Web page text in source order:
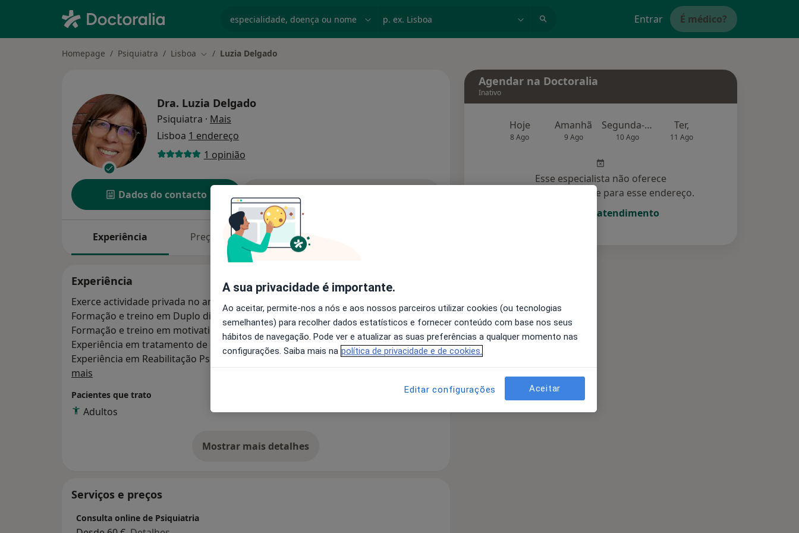
Entrar É médico?
Homepage Psiquiatra Lisboa Mudar de cidade
Luzia Delgado
Dra. Luzia Delgado
Psiquiatra · Mais
Lisboa 1 endereço
1 opinião
Dados do contacto Solicite um atendimento
Experiência Preços Consultórios
Experiência
Exerce actividade privada no ambito da Psiquiatria desde 1985
Formação e treino em Duplo diagnostico (USA)
Formação e treino em motivational interviewing (USA, Irland)
Experiência em tratamento de dependências
Experiência em Reabilitação Psicossocial na área da Psiquiatria e Saúde mental
mais
Pacientes que trato
Adultos
Mostrar mais detalhes
sobre a experiência
Serviços e preços
Consulta online de Psiquiatria
Agendar na Doctoralia
Inativo
Hoje
8 Ago
Amanhã
9 Ago
Segunda-feira
10 Ago
Ter,
11 Ago
Esse especialista não oferece
agendamento online para esse endereço.
Solicite um atendimento
A sua privacidade é importante.
Ao aceitar, permite-nos a nós e aos nossos parceiros utilizar cookies (ou tecnologias
semelhantes) para recolher dados estatísticos e fornecer conteúdo com base nos seus
hábitos de navegação. Pode ver e atualizar as suas preferências a qualquer momento nas
configurações. Saiba mais na política de privacidade e de cookies.
Editar configurações Aceitar